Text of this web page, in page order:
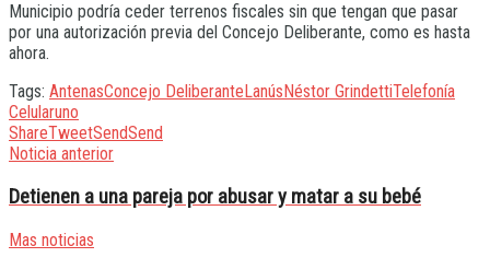
Municipio podría ceder terrenos fiscales sin que tengan que pasar
por una autorización previa del Concejo Deliberante, como es hasta
ahora.
Tags: AntenasConcejo Deliberante Lanús Néstor GrindettiTelefonía
Celularuno
ShareTweetSendSend
Noticia anterior
Detienen a una pareja por abusar y matar a su bebé
Mas noticias